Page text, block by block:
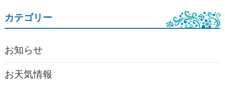
カテゴリー
お知らせ
お天気情報